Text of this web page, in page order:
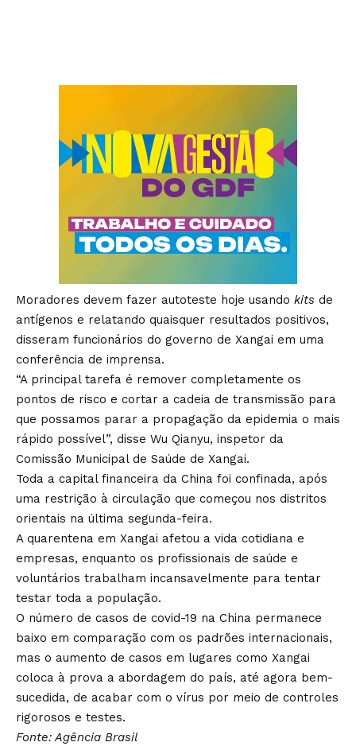
Moradores devem fazer autoteste hoje usando kits de
antígenos e relatando quaisquer resultados positivos,
disseram funcionários do governo de Xangai em uma
conferência de imprensa.
“A principal tarefa é remover completamente os
pontos de risco e cortar a cadeia de transmissão para
que possamos parar a propagação da epidemia o mais
rápido possível”, disse Wu Qianyu, inspetor da
Comissão Municipal de Saúde de Xangai.
Toda a capital financeira da China foi confinada, após
uma restrição à circulação que começou nos distritos
orientais na última segunda-feira.
A quarentena em Xangai afetou a vida cotidiana e
empresas, enquanto os profissionais de saúde e
voluntários trabalham incansavelmente para tentar
testar toda a população.
O número de casos de covid-19 na China permanece
baixo em comparação com os padrões internacionais,
mas o aumento de casos em lugares como Xangai
coloca à prova a abordagem do país, até agora bem-
sucedida, de acabar com o vírus por meio de controles
rigorosos e testes.
Fonte: Agência Brasil